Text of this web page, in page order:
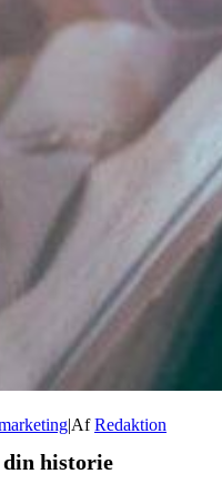
|AfRedaktion
historie